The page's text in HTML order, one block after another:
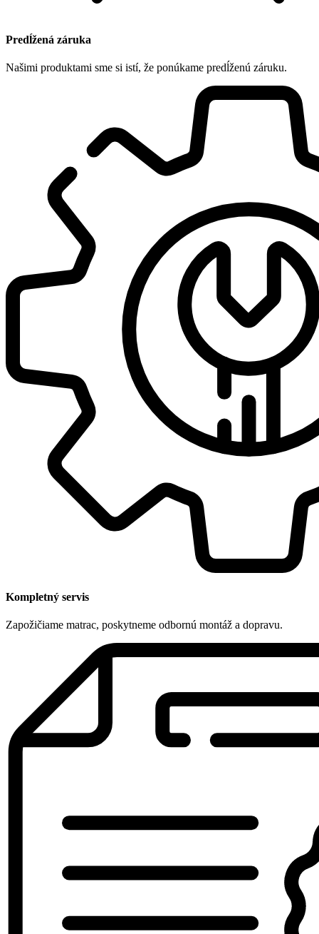
Predĺžená záruka
Našimi produktami sme si istí, že ponúkame predĺženú záruku.
Kompletný servis
Zapožičiame matrac, poskytneme odbornú montáž a dopravu.